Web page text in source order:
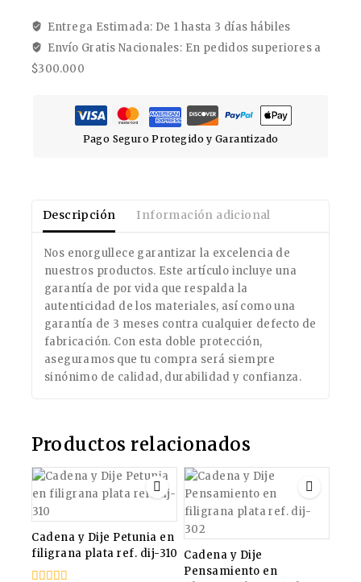
Entrega Estimada: De 1 hasta 3 días hábiles
Envío Gratis Nacionales: En pedidos superiores a
$300.000
Pago Seguro Protegido y Garantizado
Descripción Información adicional
Nos enorgullece garantizar la excelencia de
nuestros productos. Este artículo incluye una
garantía de por vida que respalda la
autenticidad de los materiales, así como una
garantía de 3 meses contra cualquier defecto de
fabricación. Con esta doble protección,
aseguramos que tu compra será siempre
sinónimo de calidad, durabilidad y confianza.
Productos relacionados
Cadena y Dije Petunia en
filigrana plata ref. dij-310 Cadena y Dije
Pensamiento en